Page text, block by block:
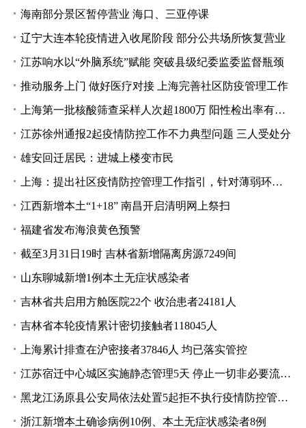
海南部分景区暂停营业 海口、三亚停课
辽宁大连本轮疫情进入收尾阶段 部分公共场所恢复营业
江苏响水以“外脑系统”赋能 突破县级纪委监委监督瓶颈
推动服务上门 做好医疗对接 上海完善社区防疫管理工作
上海第一批核酸筛查采样人次超1800万 阳性检出率有所下降
江苏徐州通报2起疫情防控工作不力典型问题 三人受处分
雄安回迁居民：进城上楼变市民
上海：提出社区疫情防控管理工作指引，针对薄弱环节努力改进
江西新增本土“1+18” 南昌开启清明网上祭扫
福建省发布海浪黄色预警
截至3月31日19时 吉林省新增隔离房源7249间
山东聊城新增1例本土无症状感染者
吉林省共启用方舱医院22个 收治患者24181人
吉林省本轮疫情累计密切接触者118045人
上海累计排查在沪密接者37846人 均已落实管控
江苏宿迁中心城区实施静态管理5天 停止一切非必要流动和活动
黑龙江汤原县公安局依法处置5起拒不执行疫情防控管控规定案
浙江新增本土确诊病例10例、本土无症状感染者8例